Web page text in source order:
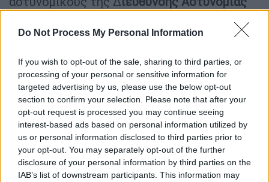
Do Not Process My Personal Information
If you wish to opt-out of the sale, sharing to third parties, or
processing of your personal or sensitive information for
targeted advertising by us, please use the below opt-out
section to confirm your selection. Please note that after your
opt-out request is processed you may continue seeing
interest-based ads based on personal information utilized by
us or personal information disclosed to third parties prior to
your opt-out. You may separately opt-out of the further
disclosure of your personal information by third parties on the
IAB’s list of downstream participants. This information may
αστυνομικών της Διεύθυνσης Ασφάλειας
της Διεύθυνσης Αστυνομικών Επιχειρήσεων
Αττικής, Ε.Κ.Α.Μ., Ο.Π.Κ.Ε., ομάδας ΔΙ.ΑΣ.,
καθώς και μη επανδρωμένου αεροσκάφους,
δυο αστυνομικών σκύλων με συνοδούς
συνεργείου Δ.Ε.Δ.Δ.Η.Ε.
Ειδικότερα, κατά τη διάρκεια της
αστυνομικής επιχείρησης ελέγχθηκαν: